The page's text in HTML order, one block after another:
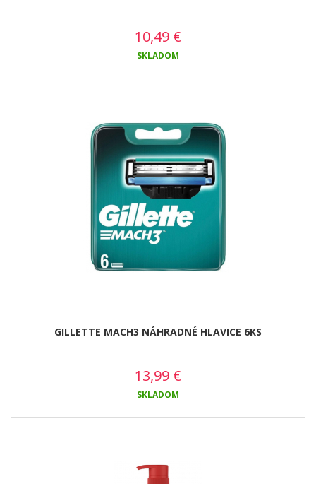
10,49 €
SKLADOM
GILLETTE MACH3 NÁHRADNÉ HLAVICE 6KS
13,99 €
SKLADOM